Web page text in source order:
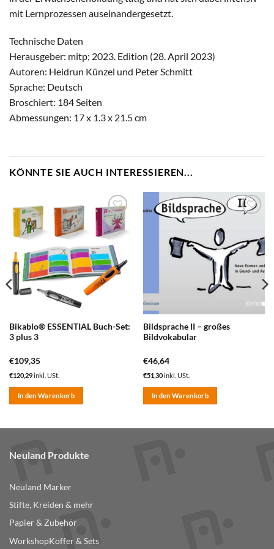
mit Lernprozessen auseinandergesetzt.
Technische Daten
Herausgeber: mitp; 2023. Edition (28. April 2023)
Autoren: Heidrun Künzel und Peter Schmitt
Sprache: Deutsch
Broschiert: 184 Seiten
Abmessungen: 17 x 1.3 x 21.5 cm
KÖNNTE SIE AUCH INTERESSIEREN...
zum
Merkzettel
hinzufügen
Bikablo® ESSENTIAL Buch-Set:
3 plus 3
€109,35
€120,29inkl. USt.
In den Warenkorb
Merkzettel
hinzufügen
Bildsprache II – großes
Bildvokabular
€46,64
€51,30inkl. USt.
In den Warenkorb
Neuland Produkte
Neuland Marker
Stifte, Kreiden & mehr
Papier & Zubehör
WorkshopKoffer & Sets